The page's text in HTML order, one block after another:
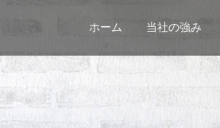
ホーム 当社の強み